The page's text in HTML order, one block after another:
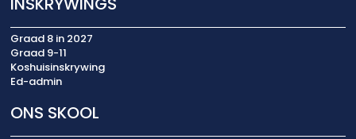
Graad 8 in 2027
Graad 9-11
Koshuisinskrywing
Ed-admin
ONS SKOOL